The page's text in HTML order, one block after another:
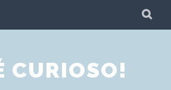
CURIOSO!